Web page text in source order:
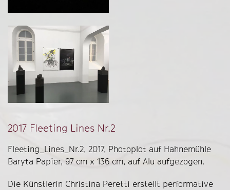
2017 Fleeting Lines Nr.2
Fleeting_Lines_Nr.2, 2017, Photoplot auf Hahnemühle
Baryta Papier, 97 cm x 136 cm, auf Alu aufgezogen.
Die Künstlerin Christina Peretti erstellt performative